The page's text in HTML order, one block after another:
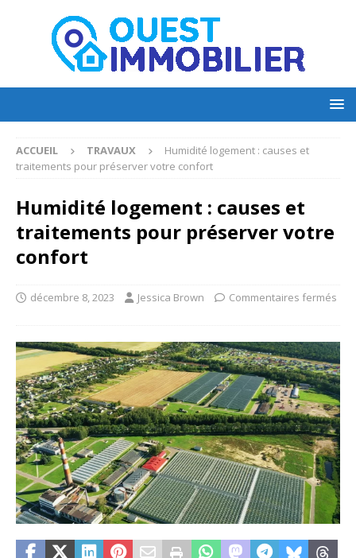
ACCUEIL TRAVAUX
Humidité logement : causes et
traitements pour préserver votre confort
Humidité logement : causes et
traitements pour préserver votre
confort
décembre 8, 2023 Jessica Brown Commentaires fermés